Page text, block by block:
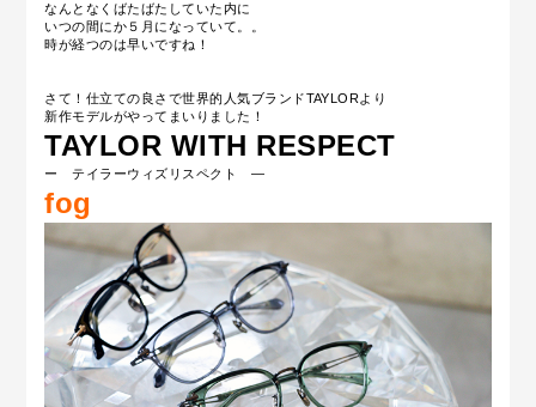
なんとなくばたばたしていた内に
いつの間にか５月になっていて。。
時が経つのは早いですね！
さて！仕立ての良さで世界的人気ブランドTAYLORより
新作モデルがやってまいりました！
TAYLOR WITH RESPECT
ー テイラーウィズリスペクト ―
fog